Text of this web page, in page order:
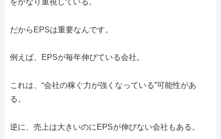
だからEPSは重要なんです。
例えば、EPSが毎年伸びている会社。
これは、“会社の稼ぐ力が強くなっている”可能性があ
る。
逆に、売上は大きいのにEPSが伸びない会社もある。